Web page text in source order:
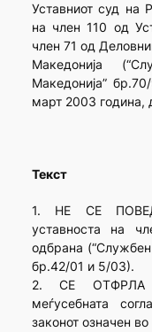
Уставниот суд на
на член 110 од
член 71 од
Македонија
Македонија”
март 2003 година,
Текст
1. НЕ СЕ
уставноста на
одбрана
бр.42/01 и 5/03).
2. СЕ ОТФРЛА
меѓусебната
законот означен